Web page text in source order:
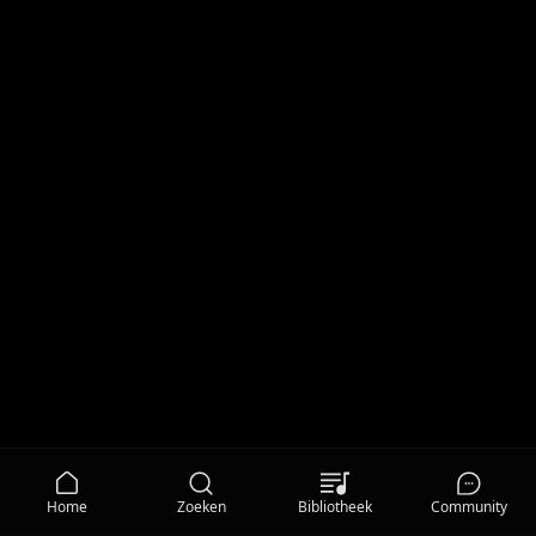
Home Zoeken Bibliotheek Community